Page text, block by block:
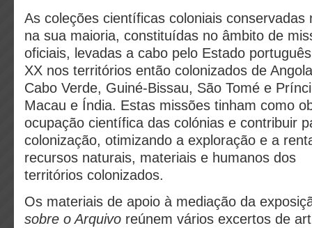
As coleções científicas coloniais conservadas
na sua maioria, constituídas no âmbito de
oficiais, levadas a cabo pelo Estado
XX nos territórios então colonizados de
Cabo Verde, Guiné-Bissau, São Tomé e
Macau e Índia. Estas missões tinham como
ocupação científica das colónias e contribuir
colonização, otimizando a exploração e a
recursos naturais, materiais e humanos dos
territórios colonizados.
Os materiais de apoio à mediação da
sobre o Arquivo reúnem vários excertos de